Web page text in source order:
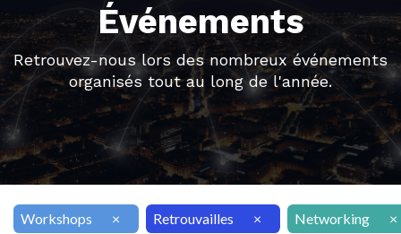
Événements
Retrouvez-nous lors des nombreux événements
organisés tout au long de l'année.
Workshops × Retrouvailles × Networking ×